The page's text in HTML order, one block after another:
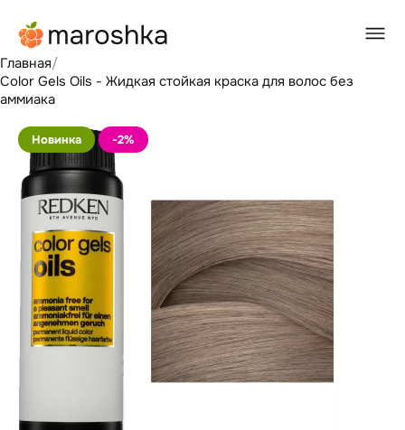
Главная/
Color Gels Oils - Жидкая стойкая краска для волос без
аммиака
Новинка -2%